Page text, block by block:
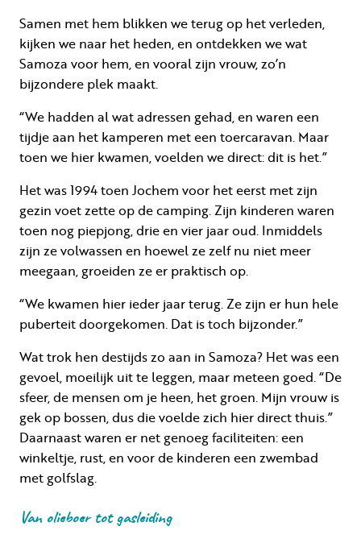
Samen met hem blikken we terug op het verleden,
kijken we naar het heden, en ontdekken we wat
Samoza voor hem, en vooral zijn vrouw, zo’n
bijzondere plek maakt.
“We hadden al wat adressen gehad, en waren een
tijdje aan het kamperen met een toercaravan. Maar
toen we hier kwamen, voelden we direct: dit is het.”
Het was 1994 toen Jochem voor het eerst met zijn
gezin voet zette op de camping. Zijn kinderen waren
toen nog piepjong, drie en vier jaar oud. Inmiddels
zijn ze volwassen en hoewel ze zelf nu niet meer
meegaan, groeiden ze er praktisch op.
“We kwamen hier ieder jaar terug. Ze zijn er hun hele
puberteit doorgekomen. Dat is toch bijzonder.”
Wat trok hen destijds zo aan in Samoza? Het was een
gevoel, moeilijk uit te leggen, maar meteen goed. “De
sfeer, de mensen om je heen, het groen. Mijn vrouw is
gek op bossen, dus die voelde zich hier direct thuis.”
Daarnaast waren er net genoeg faciliteiten: een
winkeltje, rust, en voor de kinderen een zwembad
met golfslag.
Van olieboer tot gasleiding